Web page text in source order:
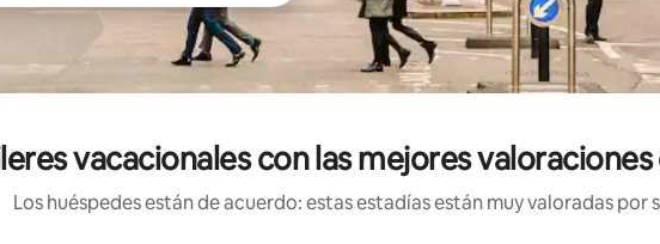
vacacionales con las mejores
Los huéspedes están de acuerdo: estas estadías están muy valoradas